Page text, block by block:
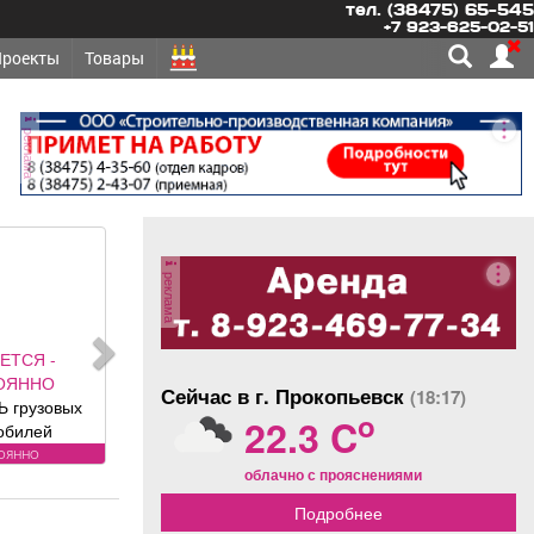
тел. (38475) 65-545
+7 923-625-02-51
Товары
реклама
-
88, 8
хороший
реклама
Сейчас в г. Прокопьевск (18:17)
22.3 Co
облачно с прояснениями
Подробнее